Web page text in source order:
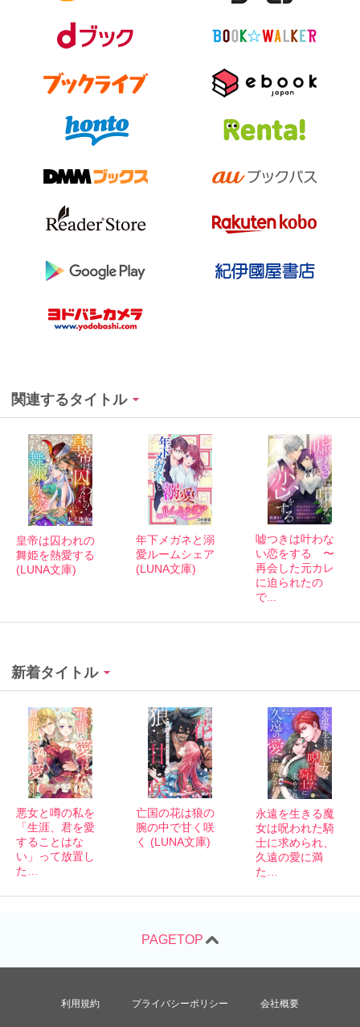
関連するタイトル
皇帝は囚われの
舞姫を熱愛する
(LUNA文庫)
年下メガネと溺
愛ルームシェア
(LUNA文庫)
嘘つきは叶わな
い恋をする 〜
再会した元カレ
に迫られたの
で...
新着タイトル
悪女と噂の私を
「生涯、君を愛
することはな
い」って放置し
た…
亡国の花は狼の
腕の中で甘く咲
く (LUNA文庫)
永遠を生きる魔
女は呪われた騎
士に求められ、
久遠の愛に満
た…
利用規約 プライバシーポリシー 会社概要